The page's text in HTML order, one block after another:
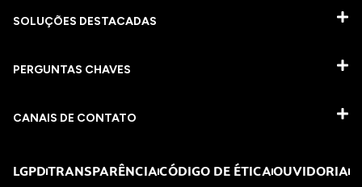
SOLUÇÕES DESTACADAS
PERGUNTAS CHAVES​
CANAIS DE CONTATO
LGPDTRANSPARÊNCIACÓDIGO DE ÉTICAOUVIDORIA